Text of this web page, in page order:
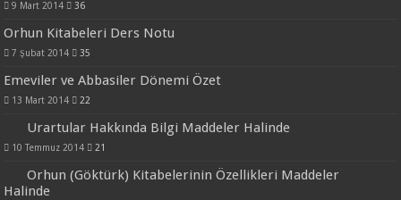
9 Mart 2014 36
Orhun Kitabeleri Ders Notu
7 Şubat 2014 35
Emeviler ve Abbasiler Dönemi Özet
13 Mart 2014 22
Urartular Hakkında Bilgi Maddeler Halinde
10 Temmuz 2014 21
Orhun (Göktürk) Kitabelerinin Özellikleri Maddeler
Halinde